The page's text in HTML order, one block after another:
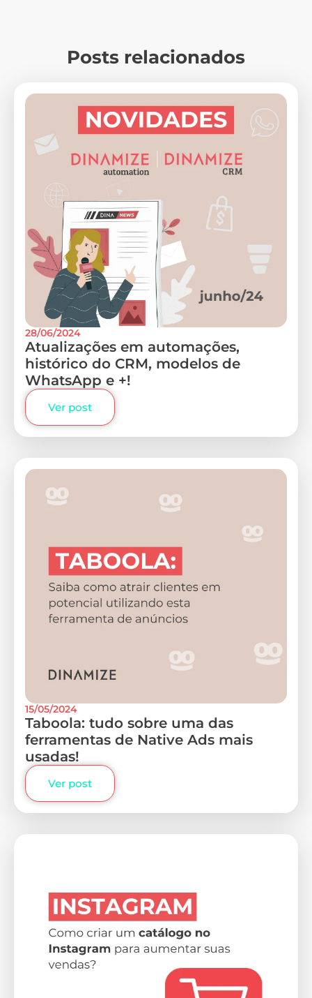
Posts relacionados
28/06/2024
Atualizações em automações,
histórico do CRM, modelos de
WhatsApp e +!
Ver post
15/05/2024
Taboola: tudo sobre uma das
ferramentas de Native Ads mais
usadas!
Ver post